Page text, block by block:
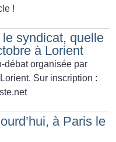
!
syndicat, quelle
à Lorient
débat organisée par
Sur inscription :
à Paris le